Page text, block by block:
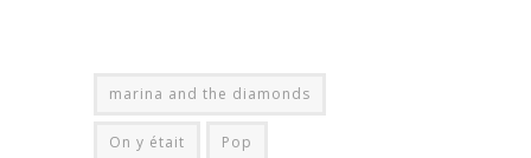
marina and the diamonds
On y était Pop